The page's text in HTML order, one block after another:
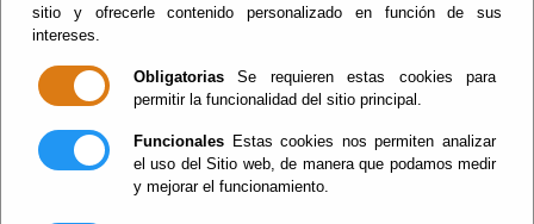
sitio y ofrecerle contenido personalizado en función de sus
intereses.
Obligatorias Se requieren estas cookies para
permitir la funcionalidad del sitio principal.
Funcionales Estas cookies nos permiten analizar
el uso del Sitio web, de manera que podamos medir
y mejorar el funcionamiento.
Red Provincial
Intranet Provincial
Intranet Beneficiarios
Servicios EE.LL.
Red Provincial